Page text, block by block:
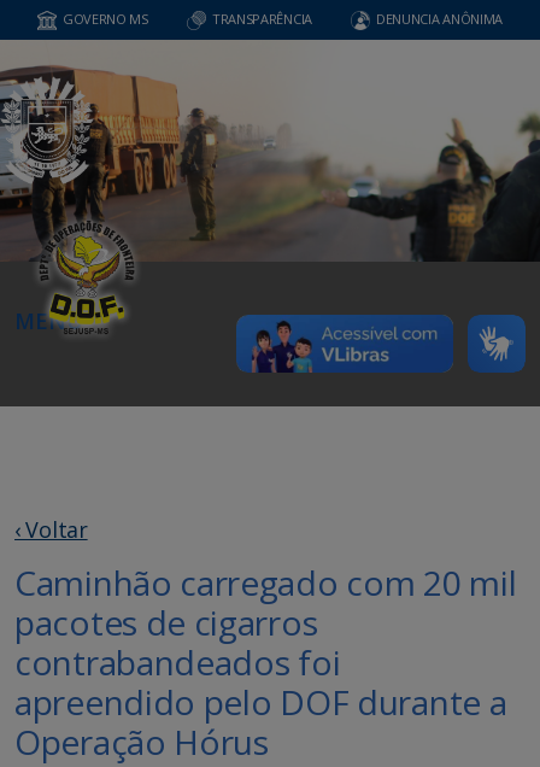
GOVERNO MS TRANSPARÊNCIA DENUNCIA ANÔNIMA
MENU
‹ Voltar
Caminhão carregado com 20 mil
pacotes de cigarros
contrabandeados foi
apreendido pelo DOF durante a
Operação Hórus